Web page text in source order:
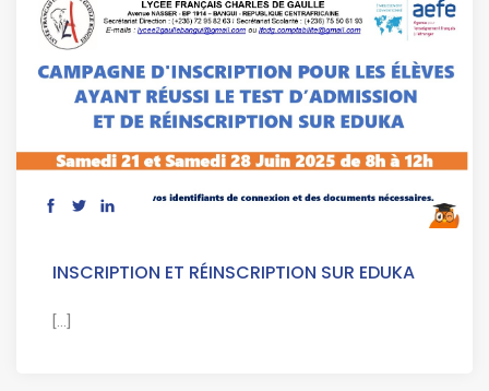
INSCRIPTION ET RÉINSCRIPTION SUR EDUKA
[...]